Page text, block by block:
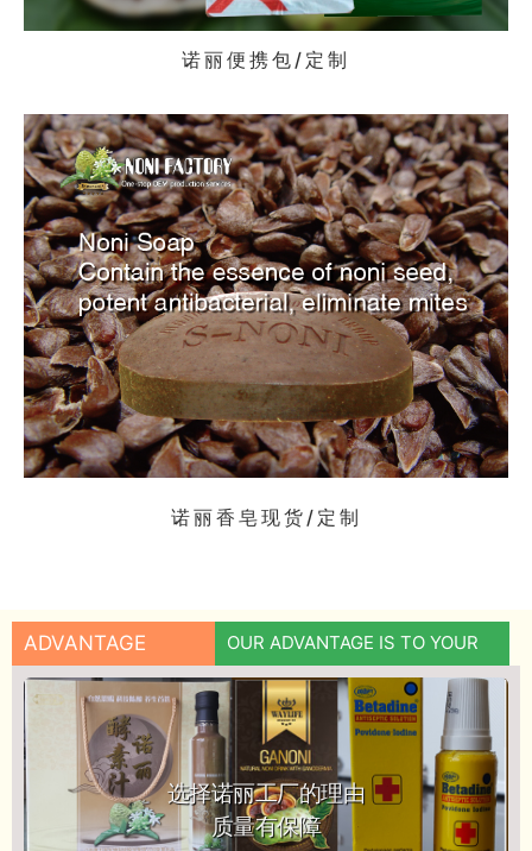
诺丽便携包/定制
诺丽香皂现货/定制
ADVANTAGE OUR ADVANTAGE IS TO YOUR
选择诺丽工厂的理由
质量有保障